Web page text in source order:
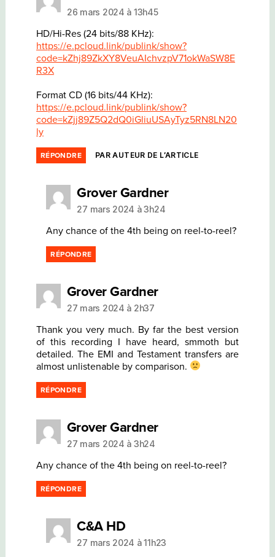
26 mars 2024 à 13h45
HD/Hi-Res (24 bits/88 KHz):
https://e.pcloud.link/publink/show?
code=kZhj89ZkXY8VeuAIchvzpV71okWaSW8E
R3X
Format CD (16 bits/44 KHz):
https://e.pcloud.link/publink/show?
code=kZjj89Z5Q2dQ0iGliuUSAyTyz5RN8LN20
ly
RÉPONDRE PAR AUTEUR DE L’ARTICLE
Grover Gardnerdit :
27 mars 2024 à 3h24
Any chance of the 4th being on reel-to-reel?
RÉPONDRE
Grover Gardnerdit :
27 mars 2024 à 2h37
Thank you very much. By far the best version
of this recording I have heard, smmoth but
detailed. The EMI and Testament transfers are
almost unlistenable by comparison.
RÉPONDRE
Grover Gardnerdit :
27 mars 2024 à 3h24
Any chance of the 4th being on reel-to-reel?
RÉPONDRE
C&A HDdit :
27 mars 2024 à 11h23